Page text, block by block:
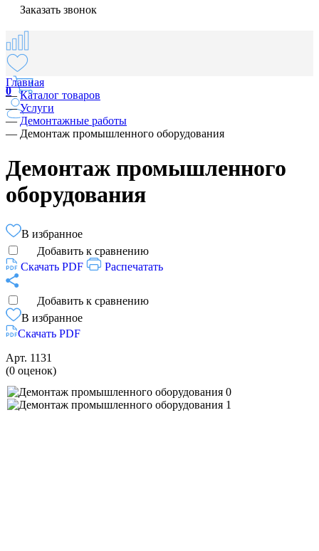
Заказать звонок
0
Главная
—Каталог товаров
—Услуги
—Демонтажные работы
— Демонтаж промышленного оборудования
Демонтаж промышленного
оборудования
В избранное
Добавить к сравнению
Скачать PDF
Распечатать
Добавить к сравнению
В избранное
Скачать PDF
Арт. 1131
(0 оценок)